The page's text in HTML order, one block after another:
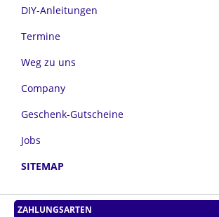
DIY-Anleitungen
Termine
Weg zu uns
Company
Geschenk-Gutscheine
Jobs
SITEMAP
ZAHLUNGSARTEN